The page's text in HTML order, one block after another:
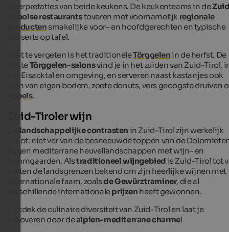
interpretaties van beide keukens. De keukenteams in de
Tiroolse restaurantstoveren met voornamelijk regionale
producten smakelijke voor- en hoofdgerechten en typische
desserts op tafel.
Niet te vergeten is het traditioneleTörggelenin de herfst. De
besteTörggelen-salonsvind je in het zuiden van Zuid-Tirol,
het Eisacktal en omgeving, en serveren naast kastanjes ook
wijn van eigen bodem, zoete donuts, vers geoogste druiven
appels.
Zuid-Tiroler wijn
landschappelijke contrasten in Zuid-Tirol zijn werkelijk
groot: niet ver van de besneeuwde toppen van de
liggen mediterrane heuvellandschappen met wijn- en
boomgaarden. Alstraditioneel wijngebied is Zuid-Tirol tot
buiten de landsgrenzen bekend om zijn heerlijke wijnen met
internationale faam, zoalsde Gewürztraminer, die al
verschillende internationaleprijzen heeft gewonnen.
Ontdek de culinaire diversiteit van Zuid-Tirol en laat je
betoveren door dealpien-mediterrane charme!